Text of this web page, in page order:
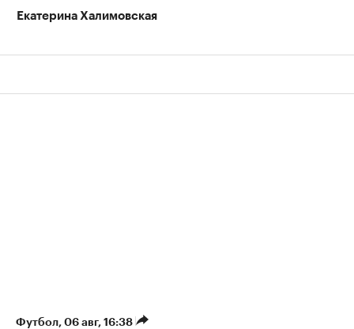
Екатерина Халимовская
Футбол⁠, 06 авг, 16:38